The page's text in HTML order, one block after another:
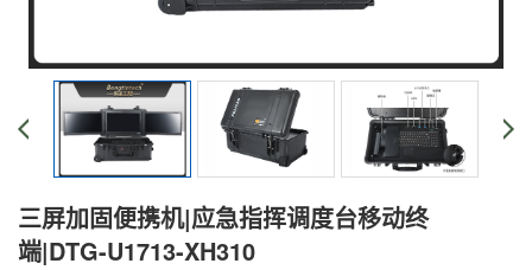
三屏加固便携机|应急指挥调度台移动终
端|DTG-U1713-XH310